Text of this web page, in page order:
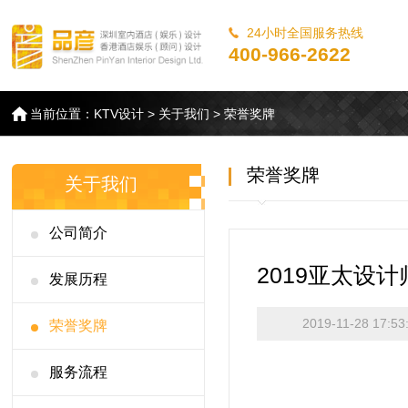
24小时全国服务热线
400-966-2622
当前位置： KTV设计 > 关于我们 >荣誉奖牌
关于我们
公司简介
发展历程
荣誉奖牌
服务流程
荣誉奖牌
2019亚太设计
2019-11-28